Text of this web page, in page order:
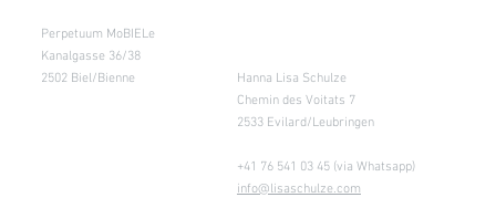
Perpetuum MoBIELe
Kanalgasse 36/38
2502 Biel/Bienne
Hanna Lisa Schulze
Chemin des Voitats 7
2533 Evilard/Leubringen
+41 76 541 03 45 (via Whatsapp)
info@lisaschulze.com